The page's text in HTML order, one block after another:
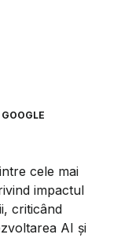
cele mai
impactul
criticând
AI și